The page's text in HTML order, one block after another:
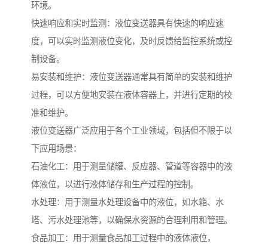
环境。
快速响应和实时监测：液位变送器具有快速的响应速
度，可以实时监测液位变化，及时反馈给监控系统或控
制设备。
易安装和维护：液位变送器通常具有简单的安装和维护
过程，可以方便地安装在液体容器上，并进行定期的校
准和维护。
液位变送器广泛应用于各个工业领域，包括但不限于以
下应用场景：
石油化工：用于测量储罐、反应器、管道等容器中的液
体液位，以进行液体储存和生产过程的控制。
水处理：用于测量水处理设备中的液位，如水箱、水
塔、污水处理池等，以确保水资源的合理利用和管理。
食品加工：用于测量食品加工过程中的液体液位，